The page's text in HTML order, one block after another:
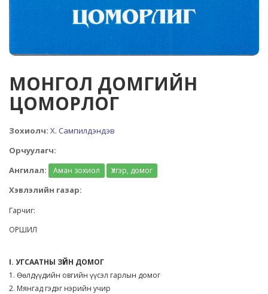
МОНГОЛ ДОМГИЙН
ЦОМОРЛОГ
Зохиолч: Х. Сампилдэндэв
Орчуулагч:
Ангилал:
Аман зохиол Үлгэр, домог
Хэвлэлийн газар:
Гарчиг:
ОРШИЛ
I. УГСААТНЫ ЗҮЙН ДОМОГ
1. Өөлдүүдийн овгийн үүсэл гарлын домог
2. Мянгад гэдэг нэрийн учир